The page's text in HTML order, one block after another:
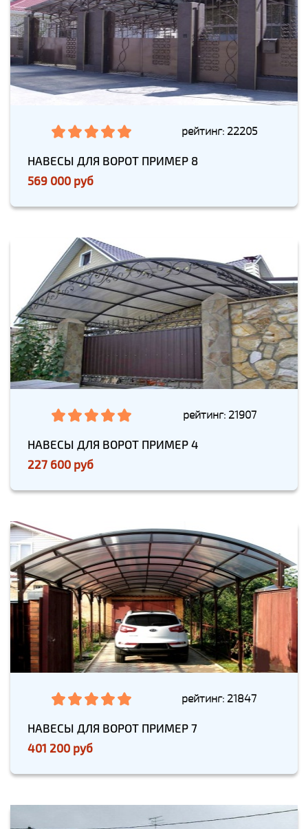
рейтинг: 22205
НАВЕСЫ ДЛЯ ВОРОТ ПРИМЕР 8
569 000 руб
рейтинг: 21907
НАВЕСЫ ДЛЯ ВОРОТ ПРИМЕР 4
227 600 руб
рейтинг: 21847
НАВЕСЫ ДЛЯ ВОРОТ ПРИМЕР 7
401 200 руб